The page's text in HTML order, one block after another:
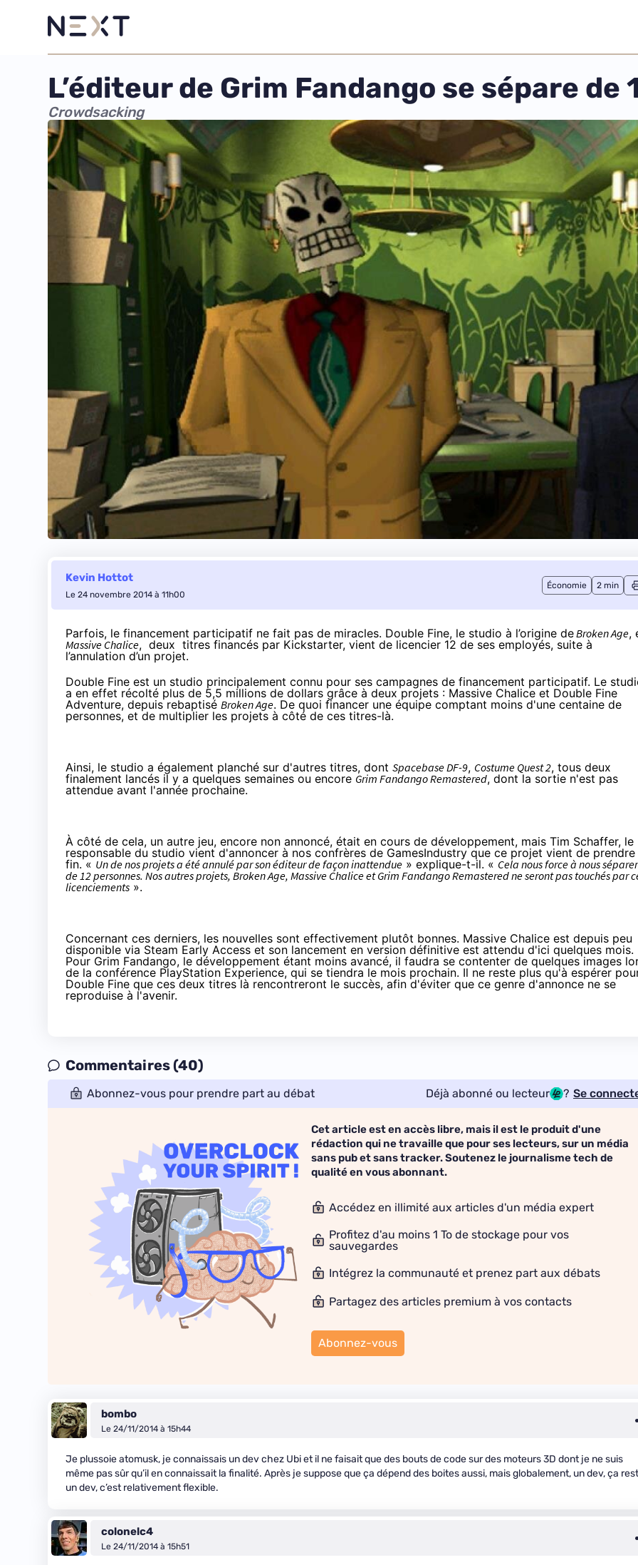
L’éditeur de Grim Fandango se sépare de
Crowdsacking
Kevin Hottot
Le 24 novembre 2014 à 11h00
Économie 2 min
Parfois, le financement participatif ne fait pas de miracles. Double Fine, le studio à l’origine deBroken Age,
Massive Chalice, deux titres financés par Kickstarter, vient de licencier 12 de ses employés, suite à
l’annulation d’un projet.
Double Fine est un studio principalement connu pour ses campagnes de financement participatif. Le
a en effet récolté plus de 5,5 millions de dollars grâce à deux projets : Massive Chalice et Double Fine
Adventure, depuis rebaptisé Broken Age. De quoi financer une équipe comptant moins d'une centaine de
personnes, et de multiplier les projets à côté de ces titres-là.
Ainsi, le studio a également planché sur d'autres titres, dont Spacebase DF-9, Costume Quest 2, tous deux
finalement lancés il y a quelques semaines ou encore Grim Fandango Remastered, dont la sortie n'est pas
attendue avant l'année prochaine.
À côté de cela, un autre jeu, encore non annoncé, était en cours de développement, mais Tim Schaffer, le
responsable du studio vient d'annoncer à nos confrères de GamesIndustryque ce projet vient de prendre
fin. « Un de nos projets a été annulé par son éditeur de façon inattendue » explique-t-il. « Cela nous force à nous séparer
de 12 personnes. Nos autres projets, Broken Age, Massive Chalice et Grim Fandango Remastered ne seront pas touchés par
licenciements ».
Concernant ces derniers, les nouvelles sont effectivement plutôt bonnes. Massive Chalice est depuis peu
disponible via Steam Early Access et son lancement en version définitive est attendu d'ici quelques mois.
Pour Grim Fandango, le développement étant moins avancé, il faudra se contenter de quelques images
de la conférence PlayStation Experience, qui se tiendra le mois prochain. Il ne reste plus qu'à espérer
Double Fine que ces deux titres là rencontreront le succès, afin d'éviter que ce genre d'annonce ne se
reproduise à l'avenir.
Commentaires (40)
Abonnez-vous pour prendre part au débat Déjà abonné ou lecteur ? Se
Cet article est en accès libre, mais il est le produit d'une
rédaction qui ne travaille que pour ses lecteurs, sur un média
sans pub et sans tracker. Soutenez le journalisme tech de
qualité en vous abonnant.
Accédez en illimité aux articles d'un média expert
Profitez d'au moins 1 To de stockage pour vos
sauvegardes
Intégrez la communauté et prenez part aux débats
Partagez des articles premium à vos contacts
Abonnez-vous
bombo
Le 24/11/2014 à 15h44
Je plussoie atomusk, je connaissais un dev chez Ubi et il ne faisait que des bouts de code sur des moteurs 3D dont je ne suis
même pas sûr qu’il en connaissait la finalité. Après je suppose que ça dépend des boites aussi, mais globalement, un dev, ça
un dev, c’est relativement flexible.
colonelc4
Le 24/11/2014 à 15h51